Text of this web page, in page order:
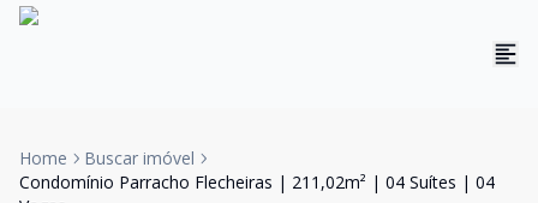
Home
Buscar imóvel
Condomínio Parracho Flecheiras | 211,02m² | 04 Suítes | 04